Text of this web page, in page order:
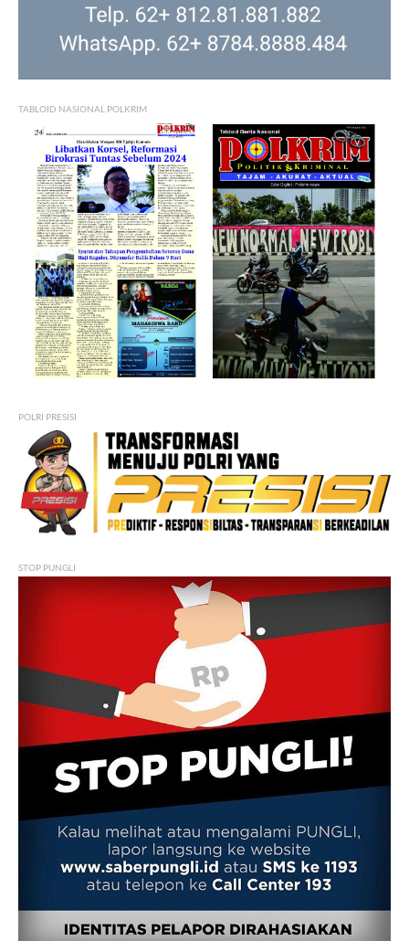
TABLOID NASIONAL POLKRIM
POLRI PRESISI
STOP PUNGLI